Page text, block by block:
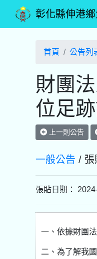
彰化縣伸港
首頁 公告列
財團
位足
上一則公告
一般公告 / 張
張貼日期：
一、依據財團
二、為了解我